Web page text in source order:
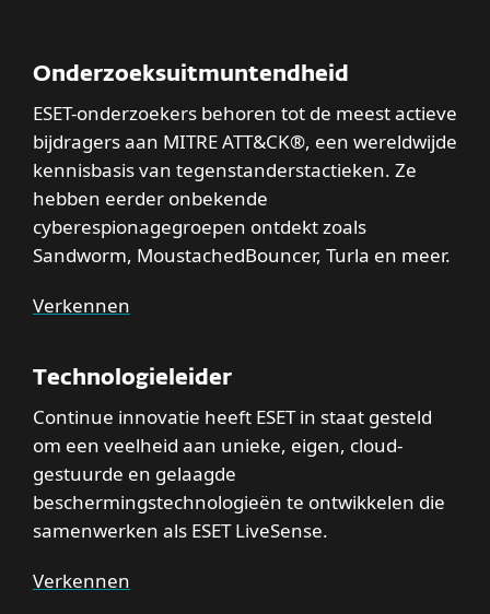
Onderzoeksuitmuntendheid
ESET-onderzoekers behoren tot de meest actieve
bijdragers aan MITRE ATT&CK®, een wereldwijde
kennisbasis van tegenstanderstactieken. Ze
hebben eerder onbekende
cyberespionagegroepen ontdekt zoals
Sandworm, MoustachedBouncer, Turla en meer.
Verkennen
Technologieleider
Continue innovatie heeft ESET in staat gesteld
om een veelheid aan unieke, eigen, cloud-
gestuurde en gelaagde
beschermingstechnologieën te ontwikkelen die
samenwerken als ESET LiveSense.
Verkennen